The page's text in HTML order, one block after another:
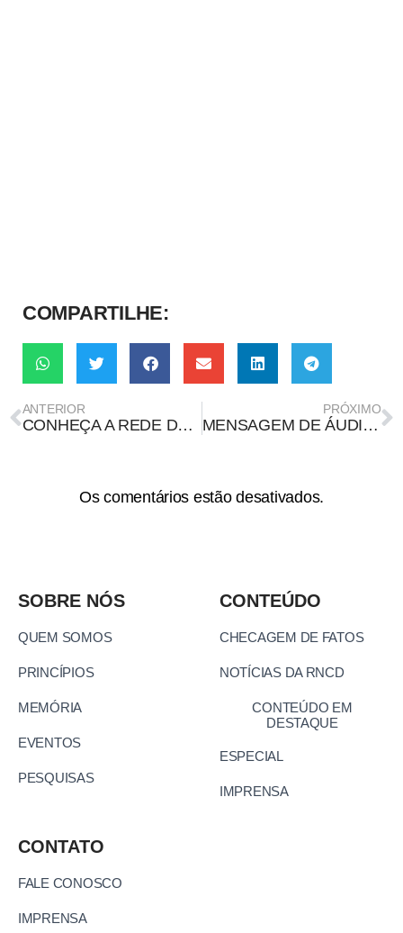
COMPARTILHE:
ANTERIOR
CONHEÇA A REDE DE GRUPOS DE PESQUISA SOBRE DIREITO, TECNOLOGIA E SUSTENTABILIDADE (DTECS)
PRÓXIMO
MENSAGEM DE ÁUDIO DISSEMINA TEORIAS CONSPIRATÓRIAS SOBRE VACINAS
Os comentários estão desativados.
SOBRE NÓS
QUEM SOMOS
PRINCÍPIOS
MEMÓRIA
EVENTOS
PESQUISAS
CONTEÚDO
CHECAGEM DE FATOS
NOTÍCIAS DA RNCD
CONTEÚDO EM
DESTAQUE
ESPECIAL
IMPRENSA
CONTATO
FALE CONOSCO
IMPRENSA